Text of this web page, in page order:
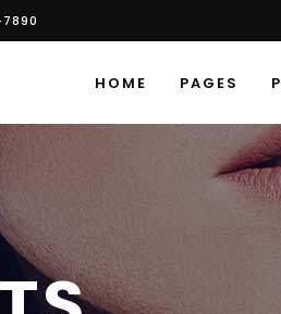
HOME PAGES